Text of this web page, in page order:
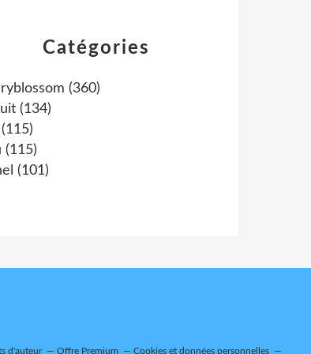
Catégories
(360)
(134)
(115)
(115)
(101)
d'auteur Offre Premium Cookies et données personnelles